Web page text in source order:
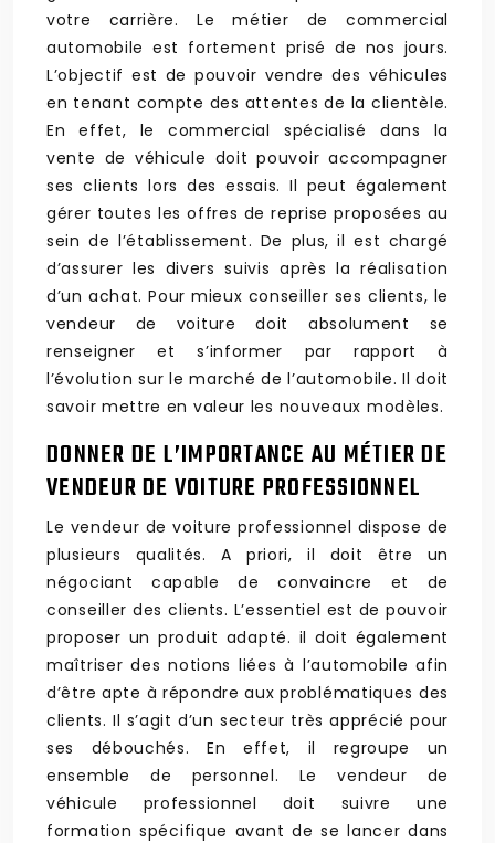
votre carrière. Le métier de commercial
automobile est fortement prisé de nos jours.
L’objectif est de pouvoir vendre des véhicules
en tenant compte des attentes de la clientèle.
En effet, le commercial spécialisé dans la
vente de véhicule doit pouvoir accompagner
ses clients lors des essais. Il peut également
gérer toutes les offres de reprise proposées au
sein de l’établissement. De plus, il est chargé
d’assurer les divers suivis après la réalisation
d’un achat. Pour mieux conseiller ses clients, le
vendeur de voiture doit absolument se
renseigner et s’informer par rapport à
l’évolution sur le marché de l’automobile. Il doit
savoir mettre en valeur les nouveaux modèles.
DONNER DE L’IMPORTANCE AU MÉTIER DE
VENDEUR DE VOITURE PROFESSIONNEL
Le vendeur de voiture professionnel dispose de
plusieurs qualités. A priori, il doit être un
négociant capable de convaincre et de
conseiller des clients. L’essentiel est de pouvoir
proposer un produit adapté. il doit également
maîtriser des notions liées à l’automobile afin
d’être apte à répondre aux problématiques des
clients. Il s’agit d’un secteur très apprécié pour
ses débouchés. En effet, il regroupe un
ensemble de personnel. Le vendeur de
véhicule professionnel doit suivre une
formation spécifique avant de se lancer dans